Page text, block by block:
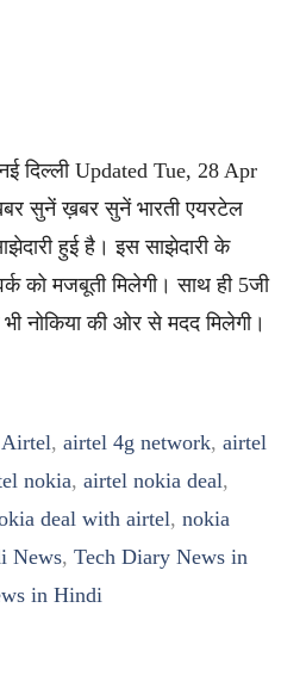
दिल्ली Updated Tue, 28 Apr
सुनें ख़बर सुनें भारती एयरटेल
हुई है। इस साझेदारी के
को मजबूती मिलेगी। साथ ही 5जी
नोकिया की ओर से मदद मिलेगी।
Airtel, airtel 4g network, airtel
nokia, airtel nokia deal,
deal with airtel, nokia
News, Tech Diary News in
in Hindi